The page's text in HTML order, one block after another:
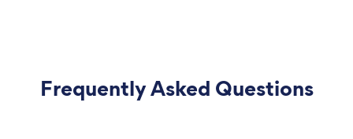
Frequently Asked Questions